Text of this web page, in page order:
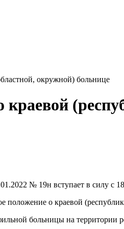
окружной) больнице
№ 19н вступает в силу с
положение о краевой
больницы на территории